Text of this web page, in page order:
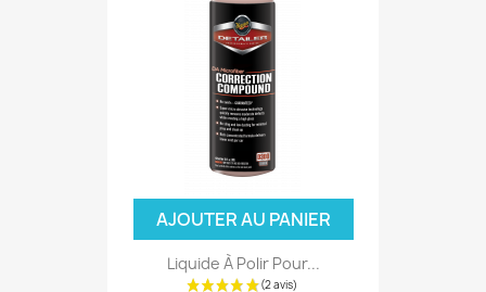
AJOUTER AU PANIER
Liquide À Polir Pour...